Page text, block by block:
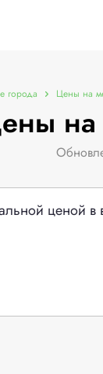
города Цены на
на
ценой